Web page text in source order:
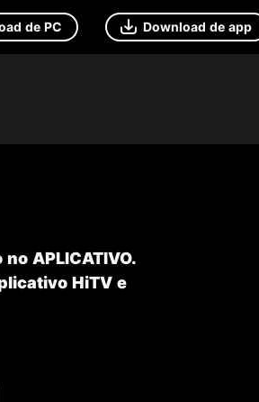
de PC Download de app
APLICATIVO.
HiTV e